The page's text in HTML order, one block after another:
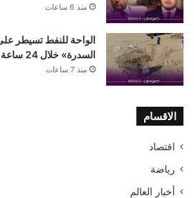
منذ 6 ساعات
الواحة للنفط تسيطر
السدرة» خلال 24 ساعة
منذ 7 ساعات
الاقسام
اقتصاد
رياضة
أخبار العالم